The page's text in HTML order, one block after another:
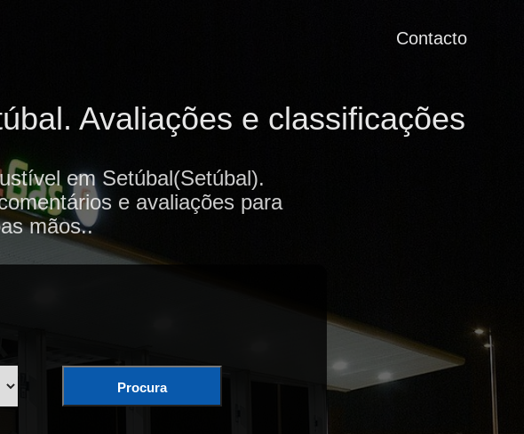
Contacto
Avaliações e classificações
em Setúbal(Setúbal).
e avaliações para
mãos..
Procura